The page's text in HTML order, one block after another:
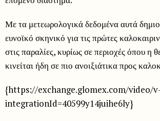
Με τα μετεωρολογικά δεδομένα αυτά
ευνοϊκό σκηνικό για τις πρώτες
στις παραλίες, κυρίως σε περιοχές όπου η
κινείται ήδη σε πιο ανοιξιάτικα προς
{https://exchange.glomex.com/video/
integrationId=40599y14juihe6ly}